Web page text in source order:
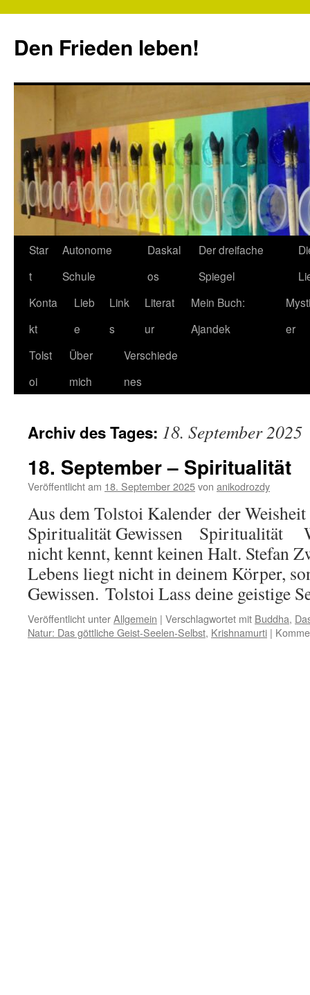
springen
Den Frieden leben!
Star
t
Autonome
Schule
Daskal
os
Der dreifache
Spiegel
Konta
kt
Lieb
e
Link
s
Literat
ur
Mein Buch:
Ajandek
er
Tolst
oi
Über
mich
Verschiede
nes
Archiv des Tages: 18. September 2025
18. September – Spiritualität
Veröffentlicht am 18. September 2025von anikodrozdy
Aus dem Tolstoi Kalender der
Spiritualität Gewissen Spiritualität
nicht kennt, kennt keinen Halt. Stefan
Lebens liegt nicht in deinem Körper,
Gewissen. Tolstoi Lass deine geistige
Veröffentlicht unterAllgemein | Verschlagwortet mit Buddha,
Natur: Das göttliche Geist-Seelen-Selbst, Krishnamurti |